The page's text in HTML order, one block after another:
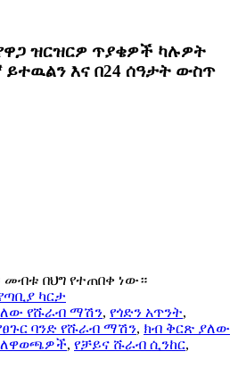
ዝርዝርዎ ጥያቄዎች ካሉዎት
እና በ24 ሰዓታት ውስጥ
መብቱ በህግ የተጠበቀ ነው።
ካርታ
የሹራብ ማሽን, የጎድን አጥንት,
ባንድ የሹራብ ማሽን, ክብ ቅርጽ ያለው
, የቻይና ሹራብ ሲንከር,